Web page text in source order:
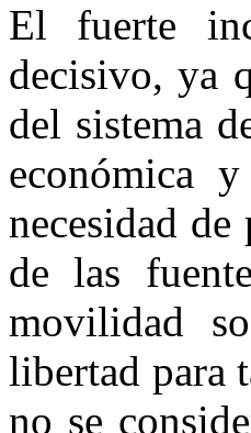
El fuerte
decisivo, ya
del sistema
económica
necesidad
de las
movilidad
libertad para
no se